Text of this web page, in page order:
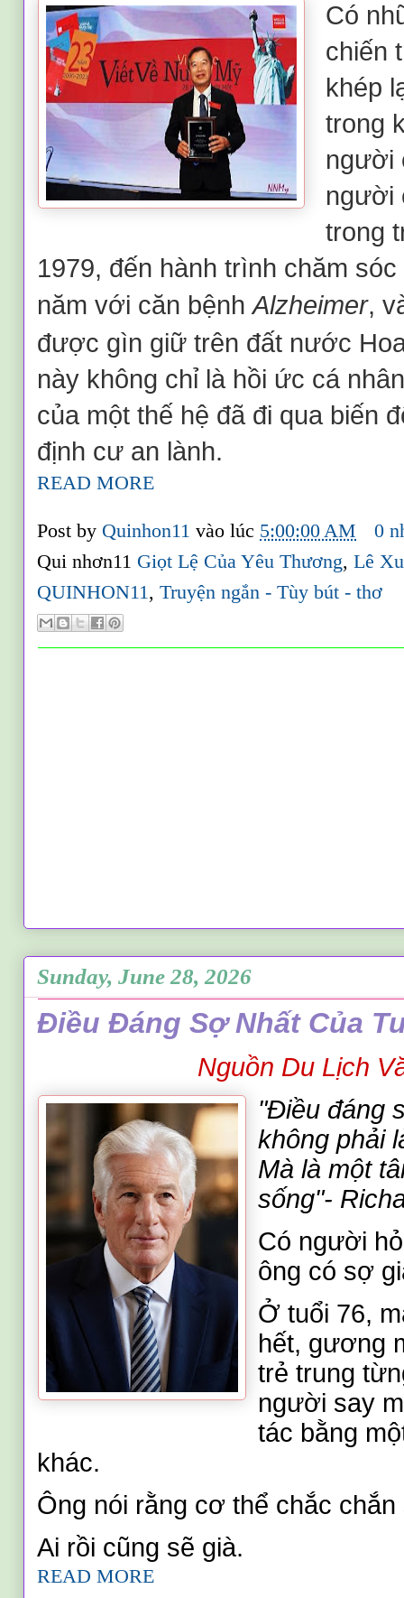
Có
chiến
khép
trong
người
người
trong
1979, đến hành trình chăm
năm với căn bệnh Alzheimer,
được gìn giữ trên đất nước
này không chỉ là hồi ức cá
của một thế hệ đã đi qua biến
định cư an lành.
READ MORE
Post by Quinhon11vào lúc 5:00:00 AM
0
Qui nhơn11 Giọt Lệ Của Yêu Thương,Lê
QUINHON11,Truyện ngắn - Tùy bút - thơ
Sunday, June 28, 2026
Điều Đáng Sợ Nhất Của
Nguồn Du Lịch
"Điều đáng
không phải
Mà là một
sống"-
Có người
ông có sợ
Ở tuổi 76,
hết, gương
trẻ trung
người say
tác bằng
khác.
Ông nói rằng cơ thể chắc chắn
Ai rồi cũng sẽ già.
READ MORE